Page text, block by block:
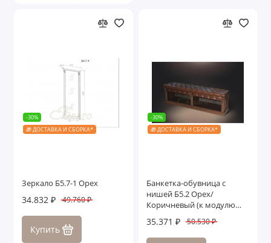
-30%
🎁 ДОСТАВКА И СБОРКА*
Зеркало Б5.7-1 Орех
34.832 ₽ 49.760 ₽
Купить
-30%
🎁 ДОСТАВКА И СБОРКА*
Банкетка-обувница с
нишей Б5.2 Орех/
Коричневый (к модулю
35.371 ₽ 50.530 ₽